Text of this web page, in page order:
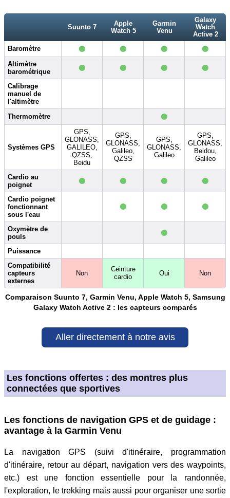
Suunto 7
Apple
Watch 5
Garmin
Venu
Galaxy
Watch
Active 2
Baromètre
• • • •
Altimètre
barométrique
• • • •
Calibrage
manuel de
l'altimètre
Thermomètre
•
Systèmes GPS
GPS,
GLONASS,
GALILEO,
QZSS,
Beidu
GPS,
GLONASS,
Galileo,
QZSS
GPS,
GLONASS,
Galileo
GPS,
GLONASS,
Beidou,
Galileo
Cardio au
poignet
• • • •
Cardio poignet
fonctionnant
sous l'eau
• • •
Oxymètre de
pouls
•
Puissance
Compatibilité
capteurs
externes
Non
Ceinture
cardio
Oui Non
Comparaison Suunto 7, Garmin Venu, Apple Watch 5, Samsung
Galaxy Watch Active 2 : les capteurs comparés
Aller directement à notre avis
Les fonctions offertes : des montres plus
connectées que sportives
Les fonctions de navigation GPS et de guidage :
avantage à la Garmin Venu
La navigation GPS (suivi d'itinéraire, programmation
d'itinéraire, retour au départ, navigation vers des waypoints,
etc.) est une fonction essentielle pour la randonnée,
l'exploration, le trekking mais aussi pour organiser une sortie